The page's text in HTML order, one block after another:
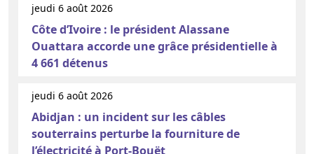
jeudi 6 août 2026
Côte d’Ivoire : le président Alassane
Ouattara accorde une grâce présidentielle à
4 661 détenus
jeudi 6 août 2026
Abidjan : un incident sur les câbles
souterrains perturbe la fourniture de
l’électricité à Port-Bouët